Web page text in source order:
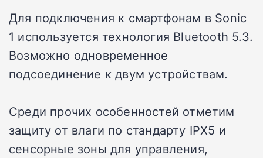
Для подключения к смартфонам в Sonic
1 используется технология Bluetooth 5.3.
Возможно одновременное
подсоединение к двум устройствам.
Среди прочих особенностей отметим
защиту от влаги по стандарту IPX5 и
сенсорные зоны для управления,